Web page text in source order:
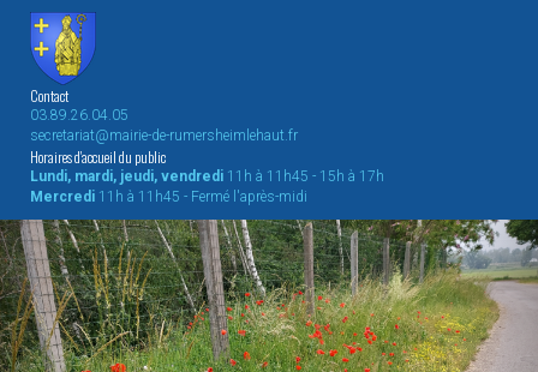
Contact
03.89.26.04.05
secretariat@mairie-de-rumersheimlehaut.fr
Horaires d'accueil du public
Lundi, mardi, jeudi, vendredi 11h à 11h45 - 15h à 17h
Mercredi 11h à 11h45 - Fermé l'après-midi
Previous